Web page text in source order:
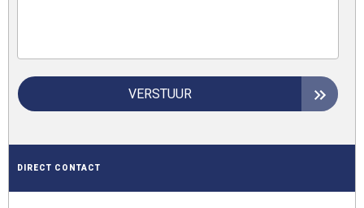
VERSTUUR
DIRECT CONTACT